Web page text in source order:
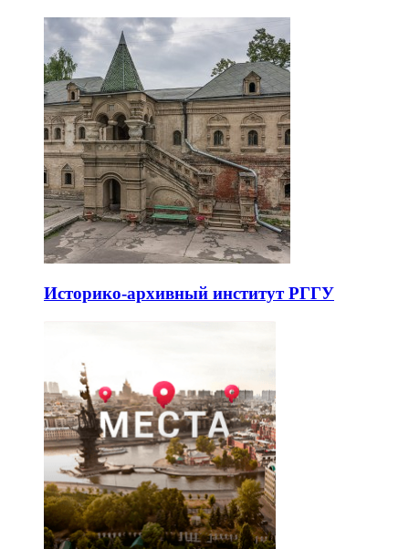
Историко-архивный институт РГГУ